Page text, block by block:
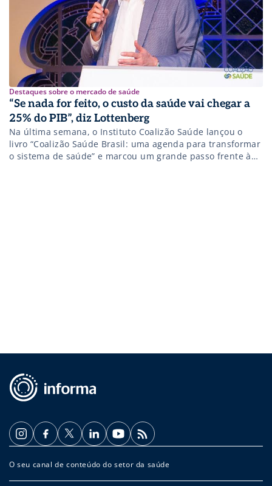
Destaques sobre o mercado de saúde
“Se nada for feito, o custo da saúde vai chegar a
25% do PIB”, diz Lottenberg
Na última semana, o Instituto Coalizão Saúde lançou o
livro “Coalizão Saúde Brasil: uma agenda para transformar
o sistema de saúde” e marcou um grande passo frente à
O seu canal de conteúdo do setor da saúde